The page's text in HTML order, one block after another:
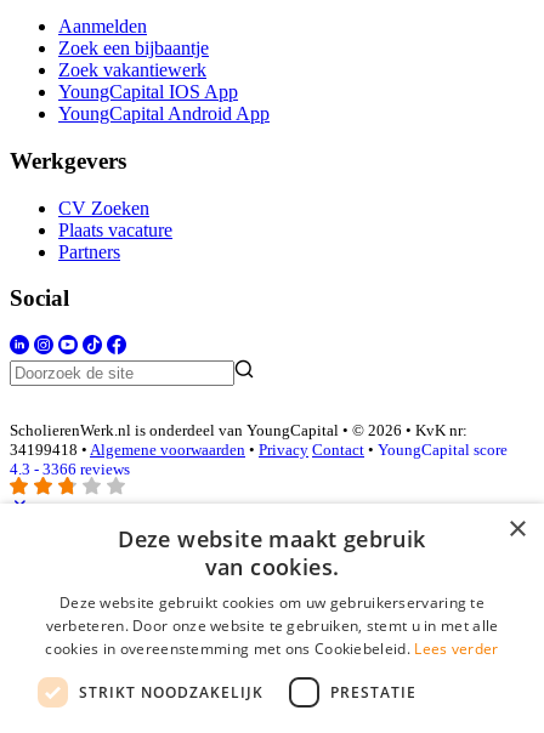
Aanmelden
Zoek een bijbaantje
Zoek vakantiewerk
YoungCapital IOS App
YoungCapital Android App
Werkgevers
CV Zoeken
Plaats vacature
Partners
Social
ScholierenWerk.nl is onderdeel van YoungCapital • © 2026 • KvK nr:
34199418 • Algemene voorwaarden • Privacy Contact • YoungCapital score
4.3 - 3366 reviews
Inloggen als bedrijf
E-mail*
Wachtwoord
login gegevens onthouden
×
Deze website maakt gebruik
van cookies.
Deze website gebruikt cookies om uw gebruikerservaring te
verbeteren. Door onze website te gebruiken, stemt u in met alle
cookies in overeenstemming met ons Cookiebeleid. Lees verder
STRIKT NOODZAKELIJK PRESTATIE